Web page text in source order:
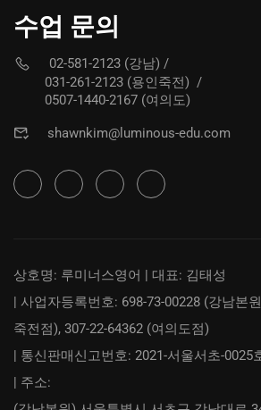
수업 문의
02-581-2123 (강남) /
031-261-2123 (용인죽전) /
0507-1440-2167 (여의도)
shawnkim@luminous-edu.com
상호명: 루미너스영어 | 대표: 김태성
| 사업자등록번호: 698-73-00228 (강남본
죽전점), 307-22-64362 (여의도점)
| 통신판매신고번호: 2021-서울서초-0025
| 주소: